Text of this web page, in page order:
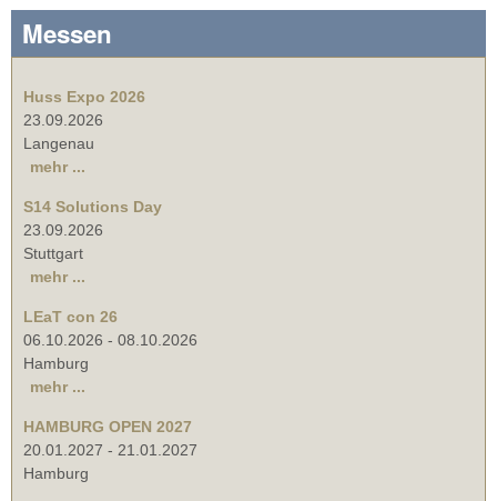
Messen
Huss Expo 2026
23.09.2026
Langenau
mehr ...
S14 Solutions Day
23.09.2026
Stuttgart
mehr ...
LEaT con 26
06.10.2026 - 08.10.2026
Hamburg
mehr ...
HAMBURG OPEN 2027
20.01.2027 - 21.01.2027
Hamburg